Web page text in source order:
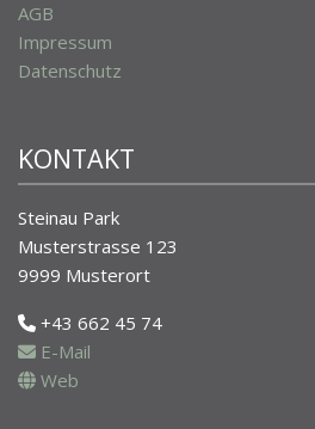
AGB
Impressum
Datenschutz
KONTAKT
Steinau Park
Musterstrasse 123
9999 Musterort
+43 662 45 74
E-Mail
Web